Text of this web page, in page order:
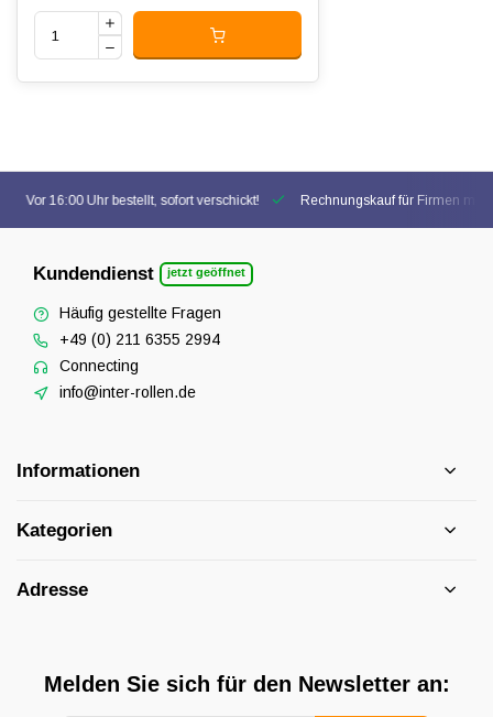
Vor 16:00 Uhr bestellt, sofort verschickt! Rechnungskauf für Firmen
Kundendienst jetzt geöffnet
Häufig gestellte Fragen
+49 (0) 211 6355 2994
Connecting
info@inter-rollen.de
Informationen
Kategorien
Adresse
Melden Sie sich für den Newsletter an: